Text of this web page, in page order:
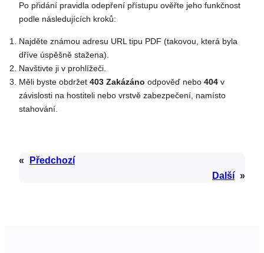
Po přidání pravidla odepření přístupu ověřte jeho funkčnost
podle následujících kroků:
Najděte známou adresu URL tipu PDF (takovou, která byla
dříve úspěšně stažena).
Navštivte ji v prohlížeči.
Měli byste obdržet 403 Zakázáno odpověď nebo 404 v
závislosti na hostiteli nebo vrstvě zabezpečení, namísto
stahování.
«
Předchozí
Další »